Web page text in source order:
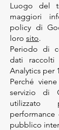
Luogo del
maggiori
policy di
loro sito.
Periodo di
dati raccolti
Analytics per
Perché
servizio di
utilizzato
pubblico